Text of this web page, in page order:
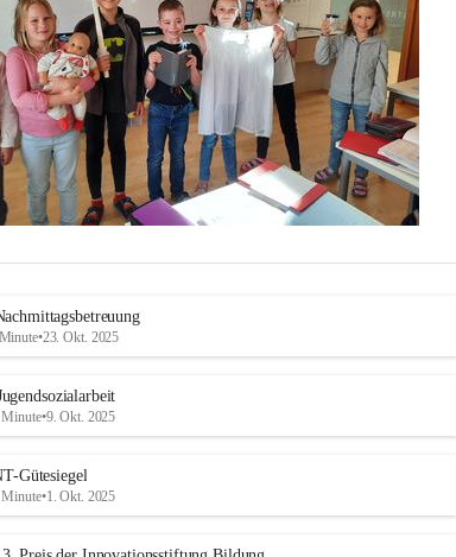
•23. Okt. 2025
Minute•9. Okt. 2025
Gütesiegel
Minute•1. Okt. 2025